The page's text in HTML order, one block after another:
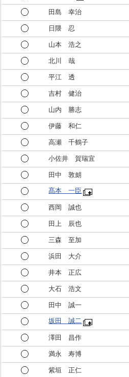
田島 幸治
日隈 忍
山本 浩之
北川 哉
平江 透
吉村 健治
山内 勝志
伊藤 和仁
高瀬 千鶴子
小佐井 賀瑞宜
田中 敦朗
髙本 一臣
西岡 誠也
田上 辰也
三森 至加
浜田 大介
井本 正広
大石 浩文
田中 誠一
坂田 誠二
澤田 昌作
満永 寿博
紫垣 正仁